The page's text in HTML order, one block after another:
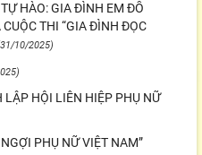
HÀO: GIA ĐÌNH EM ĐỖ
THI “GIA ĐÌNH ĐỌC
10/2025)
LẬP HỘI LIÊN HIỆP PHỤ NỮ
PHỤ NỮ VIỆT NAM”